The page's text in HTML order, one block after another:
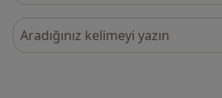
Görüşler içerisinde ara